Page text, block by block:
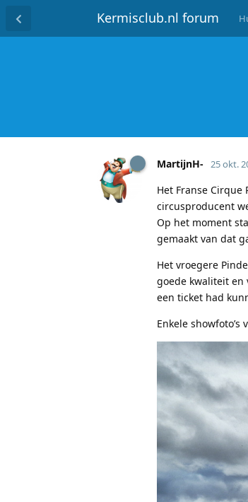
Kermisclub.nl forum
MartijnH- 25 okt.
Het Franse
circusproducent
Op het moment
gemaakt van dat
Het vroegere
goede kwaliteit en
een ticket had
Enkele